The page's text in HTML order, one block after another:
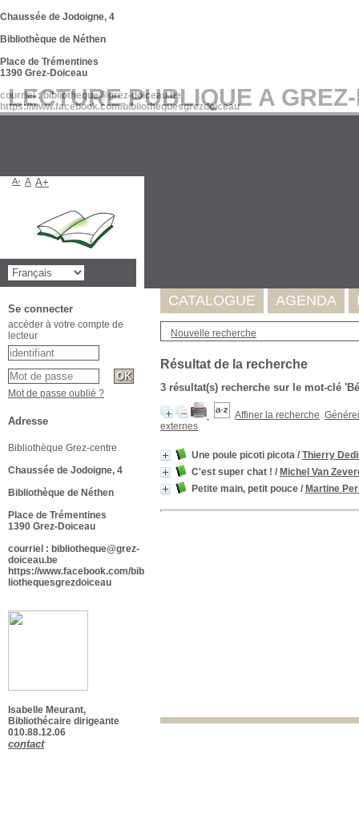
LECTURE PUBLIQUE A
Nouvelle recherche
Résultat de la recherche
3 résultat(s) recherche sur le mot-clé
Affiner la recherche
externes
Une poule picoti picota / Thierry
C'est super chat ! / Michel Van
Petite main, petit pouce / Martine
Chaussée de Jodoigne, 4
Bibliothèque de Néthen
Place de Trémentines
1390 Grez-Doiceau
courriel : bibliotheque@grez-doiceau.be
https://www.facebook.com/bibliothequesgrezdoiceau
CATALOGUE AGENDA
A- A A+
Se connecter
accéder à votre compte de
lecteur
Mot de passe oublié ?
Adresse
Bibliothèque Grez-centre
Chaussée de Jodoigne, 4
Bibliothèque de Néthen
Place de Trémentines
1390 Grez-Doiceau
courriel : bibliotheque@grez-
doiceau.be
https://www.facebook.com/bib
liothequesgrezdoiceau
Isabelle Meurant,
Bibliothécaire dirigeante
010.88.12.06
contact